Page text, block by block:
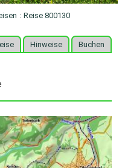
: Reise 800130
Hinweise Buchen